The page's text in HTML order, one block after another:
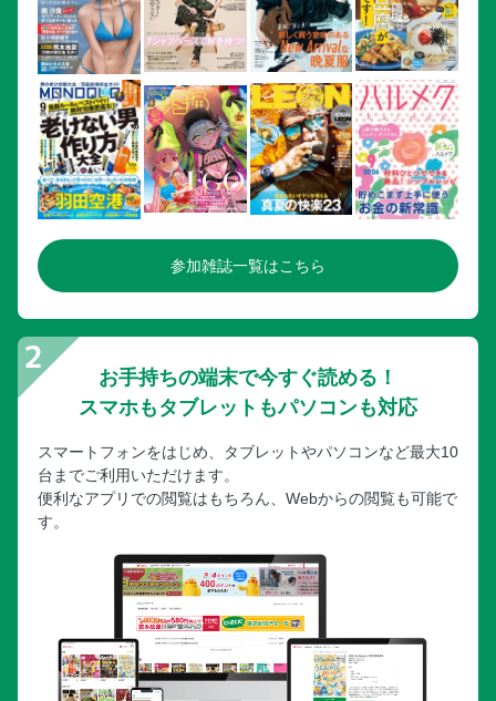
参加雑誌一覧はこちら
お手持ちの端末で今すぐ読める！
スマホもタブレットもパソコンも対応
スマートフォンをはじめ、タブレットやパソコンなど最大10
台までご利用いただけます。
便利なアプリでの閲覧はもちろん、Webからの閲覧も可能で
す。